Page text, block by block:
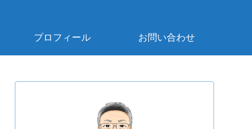
プロフィール お問い合わせ